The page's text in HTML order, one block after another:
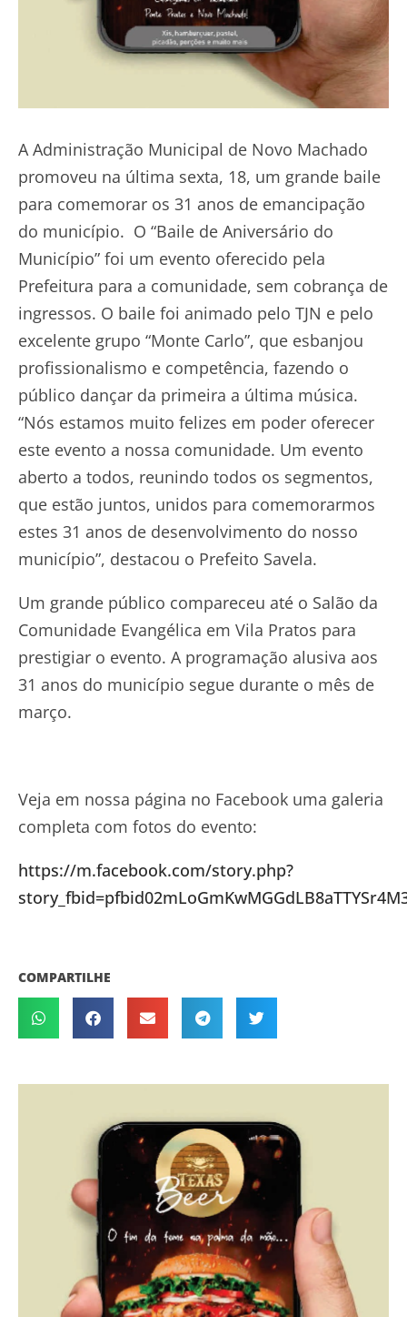
A Administração Municipal de Novo Machado
promoveu na última sexta, 18, um grande baile
para comemorar os 31 anos de emancipação
do município. O “Baile de Aniversário do
Município” foi um evento oferecido pela
Prefeitura para a comunidade, sem cobrança de
ingressos. O baile foi animado pelo TJN e pelo
excelente grupo “Monte Carlo”, que esbanjou
profissionalismo e competência, fazendo o
público dançar da primeira a última música.
“Nós estamos muito felizes em poder oferecer
este evento a nossa comunidade. Um evento
aberto a todos, reunindo todos os segmentos,
que estão juntos, unidos para comemorarmos
estes 31 anos de desenvolvimento do nosso
município”, destacou o Prefeito Savela.
Um grande público compareceu até o Salão da
Comunidade Evangélica em Vila Pratos para
prestigiar o evento. A programação alusiva aos
31 anos do município segue durante o mês de
março.
Veja em nossa página no Facebook uma galeria
completa com fotos do evento:
https://m.facebook.com/story.php?
COMPARTILHE